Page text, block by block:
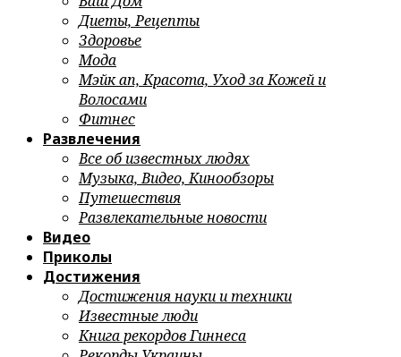
Диеты, Рецепты
Здоровье
Мода
Мэйк ап, Красота, Уход за Кожей и
Волосами
Фитнес
Развлечения
Все об известных людях
Музыка, Видео, Кинообзоры
Путешествия
Развлекательные новости
Видео
Приколы
Достижения
Достижения науки и техники
Известные люди
Книга рекордов Гиннеса